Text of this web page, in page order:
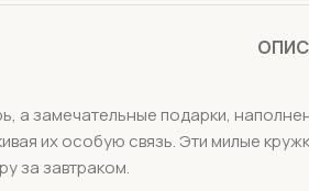
а замечательные подарки,
их особую связь. Эти милые
за завтраком.